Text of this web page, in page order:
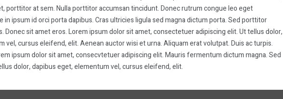
porttitor at sem. Nulla porttitor accumsan tincidunt. Donec rutrum congue leo eget
in ipsum id orci porta dapibus. Cras ultricies ligula sed magna dictum porta. Sed porttitor
Donec sit amet eros. Lorem ipsum dolor sit amet, consectetuer adipiscing elit. Ut tellus dolor,
vel, cursus eleifend, elit. Aenean auctor wisi et urna. Aliquam erat volutpat. Duis ac turpis.
ipsum dolor sit amet, consecvtetuer adipiscing elit. Mauris fermentum dictum magna. Sed
dolor, dapibus eget, elementum vel, cursus eleifend, elit.